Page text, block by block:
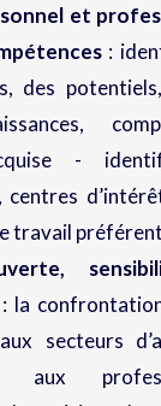
et
:
des
-
centres
travail
la
secteurs
aux